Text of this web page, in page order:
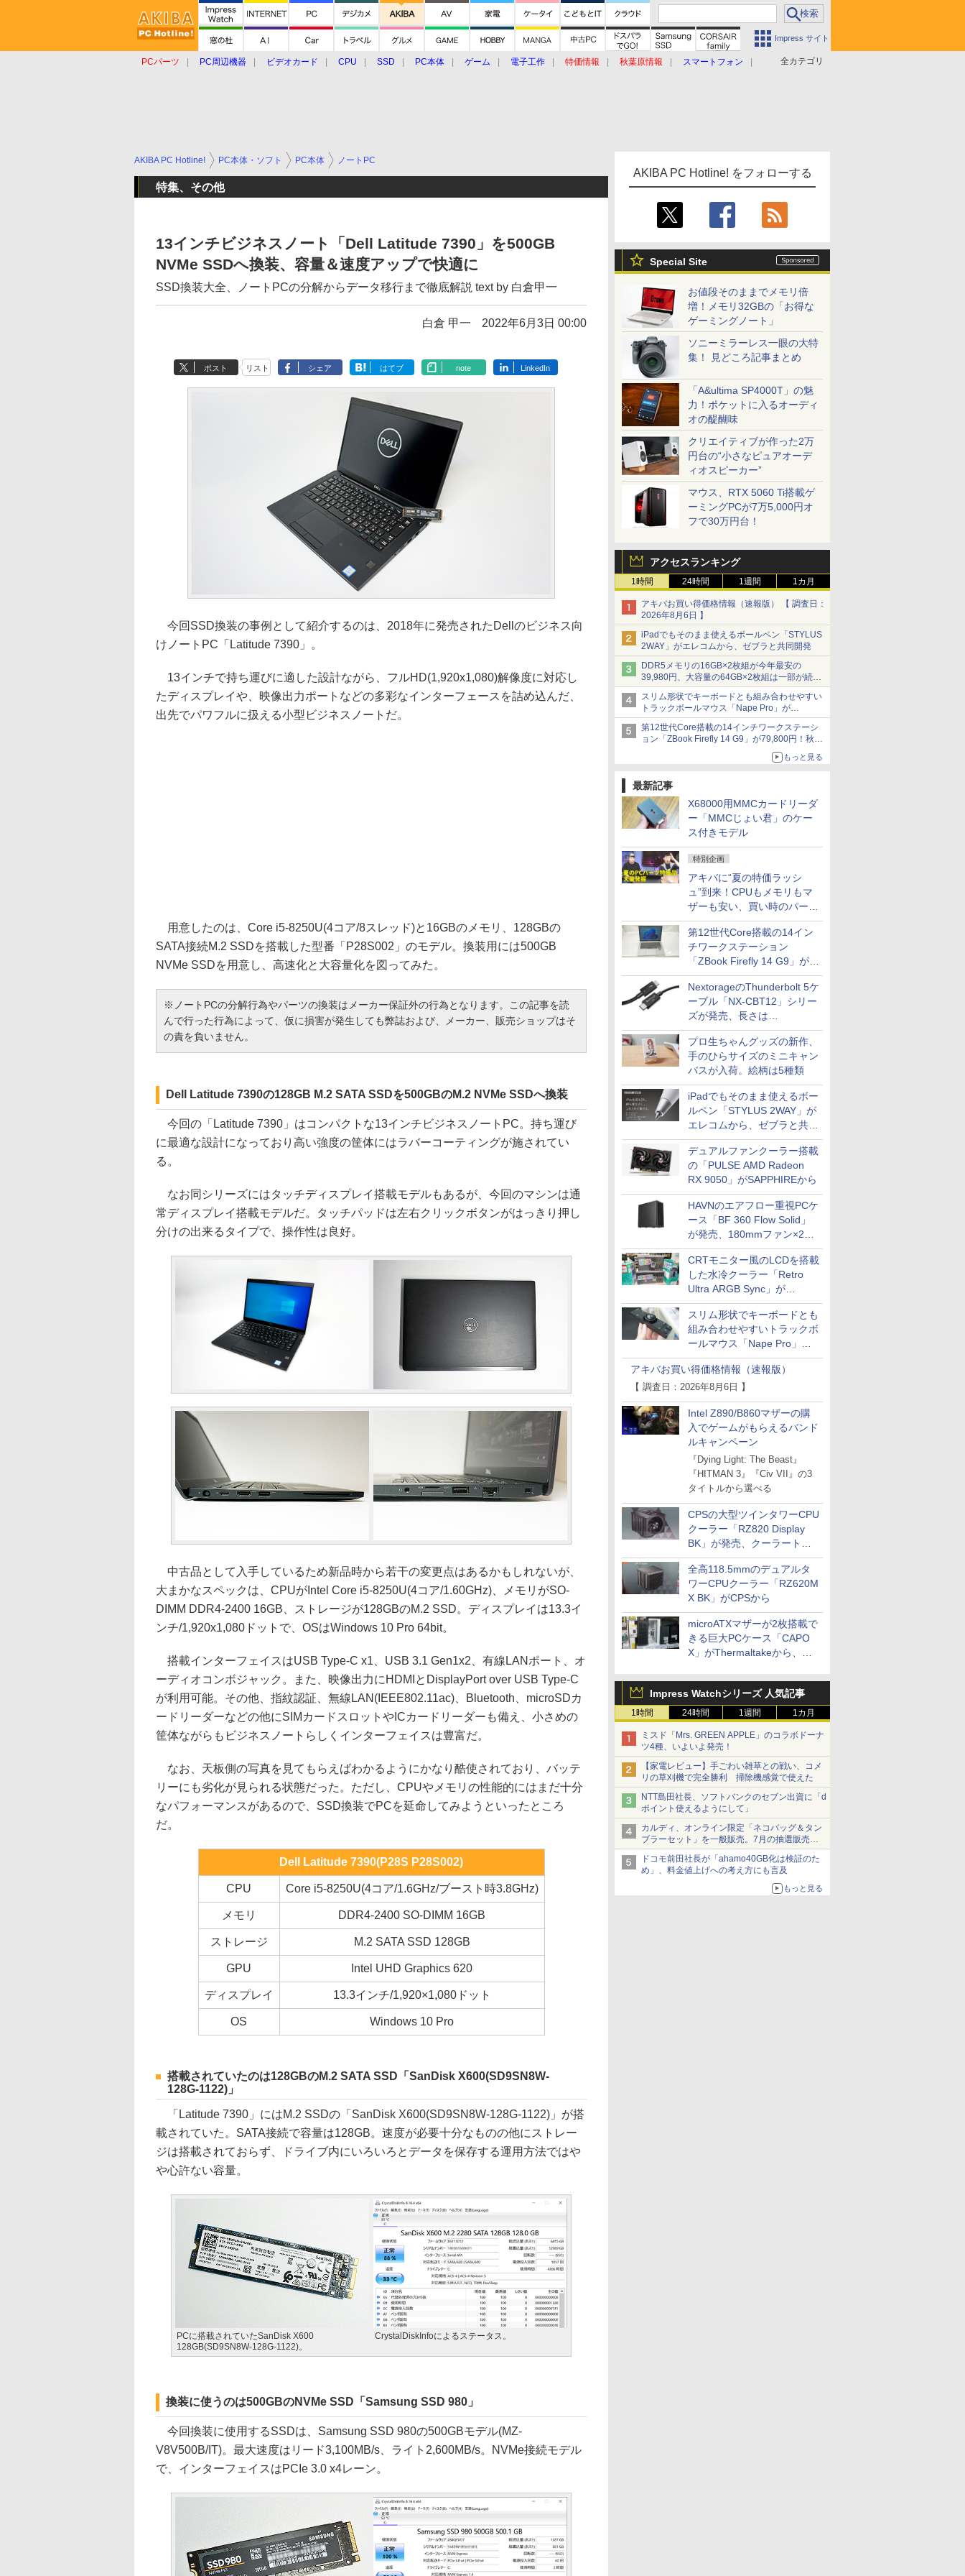
Impress サイト
全カテゴリ
PCパーツ PC周辺機器 ビデオカード CPU SSD PC本体 ゲーム 電子工作 特価情報 秋葉原情報
スマートフォン
AKIBA PC Hotline! をフォローする
Special Site
お値段そのままでメモリ倍
増！メモリ32GBの「お得な
ゲーミングノート」
ソニーミラーレス一眼の大特
集！ 見どころ記事まとめ
「A&ultima SP4000T」の魅
力！ポケットに入るオーディ
オの醍醐味
クリエイティブが作った2万
円台の“小さなピュアオーデ
ィオスピーカー”
マウス、RTX 5060 Ti搭載ゲ
ーミングPCが7万5,000円オ
フで30万円台！
アクセスランキング
1時間 24時間 1週間 1カ月
アキバお買い得価格情報（速報版） 【 調査日：
2026年8月6日 】
iPadでもそのまま使えるボールペン「STYLUS
2WAY」がエレコムから、ゼブラと共同開発
DDR5メモリの16GB×2枚組が今年最安の
39,980円、大容量の64GB×2枚組は一部が続騰
[8月前半のメモリ価格]
スリム形状でキーボードとも組み合わせやすい
トラックボールマウス「Nape Pro」が
Keychronから
第12世代Core搭載の14インチワークステーシ
ョン「ZBook Firefly 14 G9」が79,800円！秋葉
もっと見る
最新記事
X68000用MMCカードリーダ
ー「MMCじょい君」のケー
ス付きモデル
特別企画
アキバに“夏の特価ラッシ
ュ”到来！CPUもメモリもマ
ザーも安い、買い時のパーツ
は？【8月7日(金)22時配信】
第12世代Core搭載の14イン
チワークステーション
「ZBook Firefly 14 G9」が
79,800円！秋葉原で中古PC
セール
NextorageのThunderbolt 5ケ
ーブル「NX-CBT12」シリー
ズが発売、長さは
30cm/50cm/1mの3種類
プロ生ちゃんグッズの新作、
手のひらサイズのミニキャン
バスが入荷。絵柄は5種類
iPadでもそのまま使えるボー
ルペン「STYLUS 2WAY」が
エレコムから、ゼブラと共同
開発
デュアルファンクーラー搭載
の「PULSE AMD Radeon
RX 9050」がSAPPHIREから
HAVNのエアフロー重視PCケ
ース「BF 360 Flow Solid」
が発売、180mmファン×2搭
載
CRTモニター風のLCDを搭載
した水冷クーラー「Retro
Ultra ARGB Sync」が
Thermaltakeから
スリム形状でキーボードとも
組み合わせやすいトラックボ
ールマウス「Nape Pro」が
Keychronから
アキバお買い得価格情報（速報版）
【 調査日：2026年8月6日 】
Intel Z890/B860マザーの購
入でゲームがもらえるバンド
ルキャンペーン
『Dying Light: The Beast』
『HITMAN 3』『Civ VII』の3
タイトルから選べる
CPSの大型ツインタワーCPU
クーラー「RZ820 Display
BK」が発売、クーラートッ
プに5インチ液晶搭載
全高118.5mmのデュアルタ
ワーCPUクーラー「RZ620M
X BK」がCPSから
microATXマザーが2枚搭載で
きる巨大PCケース「CAPO
X」がThermaltakeから、カ
Impress Watchシリーズ 人気記事
1時間 24時間 1週間 1カ月
ミスド「Mrs. GREEN APPLE」のコラボドーナ
ツ4種、いよいよ発売！
【家電レビュー】手ごわい雑草との戦い、コメ
リの草刈機で完全勝利 掃除機感覚で使えた
NTT島田社長、ソフトバンクのセブン出資に「d
ポイント使えるようにして」
カルディ、オンライン限定「ネコバッグ＆タン
ブラーセット」を一般販売。7月の抽選販売の
当選無効分
ドコモ前田社長が「ahamo40GB化は検証のた
め」、料金値上げへの考え方にも言及
もっと見る
AKIBA PC Hotline! PC本体・ソフト PC本体 ノートPC
特集、その他
13インチビジネスノート「Dell Latitude 7390」を500GB
NVMe SSDへ換装、容量＆速度アップで快適に
SSD換装大全、ノートPCの分解からデータ移行まで徹底解説 text by 白倉甲一
白倉 甲一 2022年6月3日 00:00
ポスト リスト シェア はてブ note LinkedIn
今回SSD換装の事例として紹介するのは、2018年に発売されたDellのビジネス向
けノートPC「Latitude 7390」。
13インチで持ち運びに適した設計ながら、フルHD(1,920x1,080)解像度に対応し
たディスプレイや、映像出力ポートなどの多彩なインターフェースを詰め込んだ、
出先でパワフルに扱える小型ビジネスノートだ。
用意したのは、Core i5-8250U(4コア/8スレッド)と16GBのメモリ、128GBの
SATA接続M.2 SSDを搭載した型番「P28S002」のモデル。換装用には500GB
NVMe SSDを用意し、高速化と大容量化を図ってみた。
※ノートPCの分解行為やパーツの換装はメーカー保証外の行為となります。この記事を読
んで行った行為によって、仮に損害が発生しても弊誌および、メーカー、販売ショップはそ
の責を負いません。
Dell Latitude 7390の128GB M.2 SATA SSDを500GBのM.2 NVMe SSDへ換装
今回の「Latitude 7390」はコンパクトな13インチビジネスノートPC。持ち運び
に最適な設計になっており高い強度の筐体にはラバーコーティングが施されてい
る。
なお同シリーズにはタッチディスプレイ搭載モデルもあるが、今回のマシンは通
常ディスプレイ搭載モデルだ。タッチパッドは左右クリックボタンがはっきり押し
分けの出来るタイプで、操作性は良好。
中古品として入手しているため新品時から若干の変更点はあるかもしれないが、
大まかなスペックは、CPUがIntel Core i5-8250U(4コア/1.60GHz)、メモリがSO-
DIMM DDR4-2400 16GB、ストレージが128GBのM.2 SSD。ディスプレイは13.3イ
ンチ/1,920x1,080ドットで、OSはWindows 10 Pro 64bit。
搭載インターフェイスはUSB Type-C x1、USB 3.1 Gen1x2、有線LANポート、オ
ーディオコンボジャック。また、映像出力にHDMIとDisplayPort over USB Type-C
が利用可能。その他、指紋認証、無線LAN(IEEE802.11ac)、Bluetooth、microSDカ
ードリーダーなどの他にSIMカードスロットやICカードリーダーも備え、小さめの
筐体ながらもビジネスノートらしくインターフェイスは豊富だ。
なお、天板側の写真を見てもらえばわかるようにかなり酷使されており、バッテ
リーにも劣化が見られる状態だった。ただし、CPUやメモリの性能的にはまだ十分
なパフォーマンスがあるので、SSD換装でPCを延命してみようといったところ
だ。
Dell Latitude 7390(P28S P28S002)
CPU Core i5-8250U(4コア/1.6GHz/ブースト時3.8GHz)
メモリ DDR4-2400 SO-DIMM 16GB
ストレージ M.2 SATA SSD 128GB
GPU Intel UHD Graphics 620
ディスプレイ 13.3インチ/1,920×1,080ドット
OS Windows 10 Pro
搭載されていたのは128GBのM.2 SATA SSD「SanDisk X600(SD9SN8W-
128G-1122)」
「Latitude 7390」にはM.2 SSDの「SanDisk X600(SD9SN8W-128G-1122)」が搭
載されていた。SATA接続で容量は128GB。速度が必要十分なものの他にストレー
ジは搭載されておらず、ドライブ内にいろいろとデータを保存する運用方法ではや
や心許ない容量。
PCに搭載されていたSanDisk X600
128GB(SD9SN8W-128G-1122)。
CrystalDiskInfoによるステータス。
換装に使うのは500GBのNVMe SSD「Samsung SSD 980」
今回換装に使用するSSDは、Samsung SSD 980の500GBモデル(MZ-
V8V500B/IT)。最大速度はリード3,100MB/s、ライト2,600MB/s。NVMe接続モデル
で、インターフェイスはPCIe 3.0 x4レーン。